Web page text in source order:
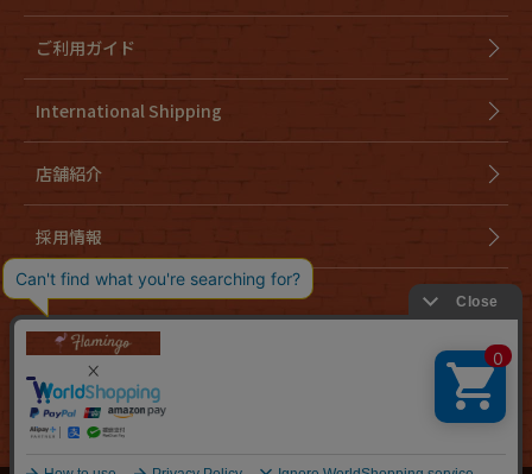
ご利用ガイド
International Shipping
店舗紹介
採用情報
会社概要
個人情報取り扱いについて
お問い合わせ